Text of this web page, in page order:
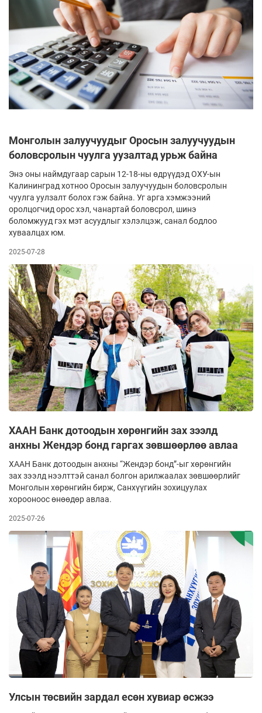
Монголын залуучуудыг Оросын залуучуудын
боловсролын чуулга уузалтад урьж байна
Энэ оны наймдугаар сарын 12-18-ны өдрүүдэд ОХУ-ын
Калининград хотноо Оросын залуучуудын боловсролын
чуулга уулзалт болох гэж байна. Уг арга хэмжээний
оролцогчид орос хэл, чанартай боловсрол, шинэ
боломжууд гэх мэт асуудлыг хэлэлцэж, санал бодлоо
хуваалцах юм.
2025-07-28
ХААН Банк дотоодын хөрөнгийн зах зээлд
анхны Жендэр бонд гаргах зөвшөөрлөө авлаа
ХААН Банк дотоодын анхны “Жендэр бонд”-ыг хөрөнгийн
зах зээлд нээлттэй санал болгон арилжаалах зөвшөөрлийг
Монголын хөрөнгийн бирж, Санхүүгийн зохицуулах
хорооноос өнөөдөр авлаа.
2025-07-26
Улсын төсвийн зардал есөн хувиар өсжээ